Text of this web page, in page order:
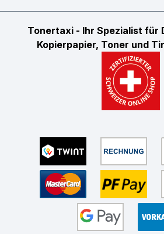
Tonertaxi - Ihr Spezialist für
Kopierpapier, Toner und